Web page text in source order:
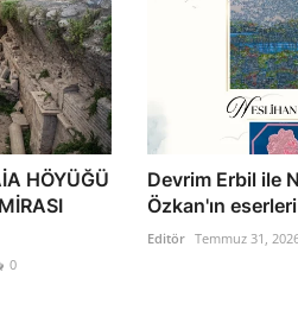
HÖYÜĞÜ
0
Devrim Erbil ile
Özkan'ın
Editör Temmuz 31,